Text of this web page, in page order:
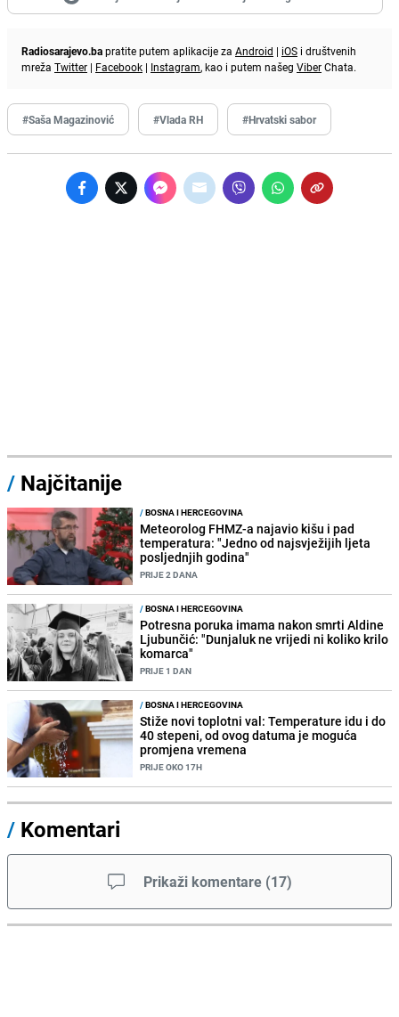
Radiosarajevo.bapratite putem aplikacije za Android | iOS i društvenih
mreža Twitter | Facebook | Instagram, kao i putem našeg ViberChata.
#Saša Magazinović #Vlada RH #Hrvatski sabor
/ Najčitanije
/BOSNA I HERCEGOVINA
Meteorolog FHMZ-a najavio kišu i pad
temperatura: "Jedno od najsvježijih ljeta
posljednjih godina"
PRIJE 2 DANA
/BOSNA I HERCEGOVINA
Potresna poruka imama nakon smrti Aldine
Ljubunčić: "Dunjaluk ne vrijedi ni koliko krilo
komarca"
PRIJE 1 DAN
/BOSNA I HERCEGOVINA
Stiže novi toplotni val: Temperature idu i do
40 stepeni, od ovog datuma je moguća
promjena vremena
PRIJE OKO 17H
/ Komentari
Prikaži komentare (17)